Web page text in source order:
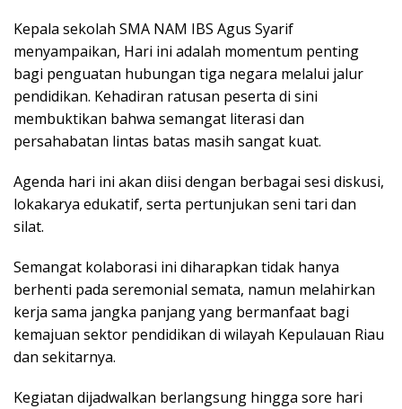
Kepala sekolah SMA NAM IBS Agus Syarif
menyampaikan, Hari ini adalah momentum penting
bagi penguatan hubungan tiga negara melalui jalur
pendidikan. Kehadiran ratusan peserta di sini
membuktikan bahwa semangat literasi dan
persahabatan lintas batas masih sangat kuat.
Agenda hari ini akan diisi dengan berbagai sesi diskusi,
lokakarya edukatif, serta pertunjukan seni tari dan
silat.
Semangat kolaborasi ini diharapkan tidak hanya
berhenti pada seremonial semata, namun melahirkan
kerja sama jangka panjang yang bermanfaat bagi
kemajuan sektor pendidikan di wilayah Kepulauan Riau
dan sekitarnya.
Kegiatan dijadwalkan berlangsung hingga sore hari